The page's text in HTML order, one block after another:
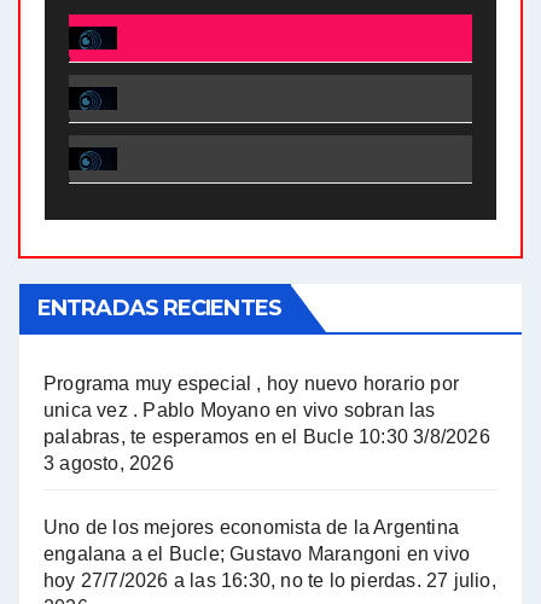
El Bucle News en Radio Gráfica. Bloque 2 . 28.04.24 - Jorge Gres
El Bucle News en Radio Gráfica. Bloque 1 . 28.04.24 - Jorge Gres
El Bucle News en Radio Gráfica. Bloque 2 . 21.04.24 - Jorge Gres
A mayor poder al empresariado le cuesta encontrar resistencia - Jose Urtubey con Jorge Gres
Hugo Yasky : Día de la Militancia - Hugo Yasky con Jorge Gres
ENTRADAS RECIENTES
Programa muy especial , hoy nuevo horario por
unica vez . Pablo Moyano en vivo sobran las
palabras, te esperamos en el Bucle 10:30 3/8/2026
3 agosto, 2026
Uno de los mejores economista de la Argentina
engalana a el Bucle; Gustavo Marangoni en vivo
hoy 27/7/2026 a las 16:30, no te lo pierdas. 27 julio,